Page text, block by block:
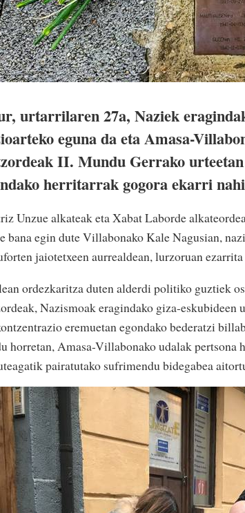
urtarrilaren 27a, Naziek
eguna da eta Amasa-
II. Mundu Gerrako
herritarrak gogora ekarri
Unzue alkateak eta Xabat Laborde
bana egin dute Villabonako Kale Nagusian,
jaiotetxeen aurrealdean, lurzoruan
ordezkaritza duten alderdi politiko guztiek
Nazismoak eragindako giza-
eremuetan egondako bederatzi
horretan, Amasa-Villabonako udalak pertsona
pairatutako sufrimendu bidegabea